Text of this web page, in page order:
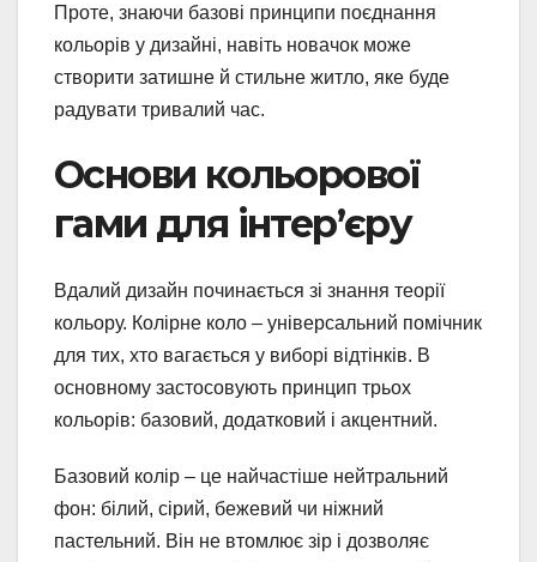
Проте, знаючи базові принципи поєднання
кольорів у дизайні, навіть новачок може
створити затишне й стильне житло, яке буде
радувати тривалий час.
Основи кольорової
гами для інтер’єру
Вдалий дизайн починається зі знання теорії
кольору. Колірне коло – універсальний помічник
для тих, хто вагається у виборі відтінків. В
основному застосовують принцип трьох
кольорів: базовий, додатковий і акцентний.
Базовий колір – це найчастіше нейтральний
фон: білий, сірий, бежевий чи ніжний
пастельний. Він не втомлює зір і дозволяє